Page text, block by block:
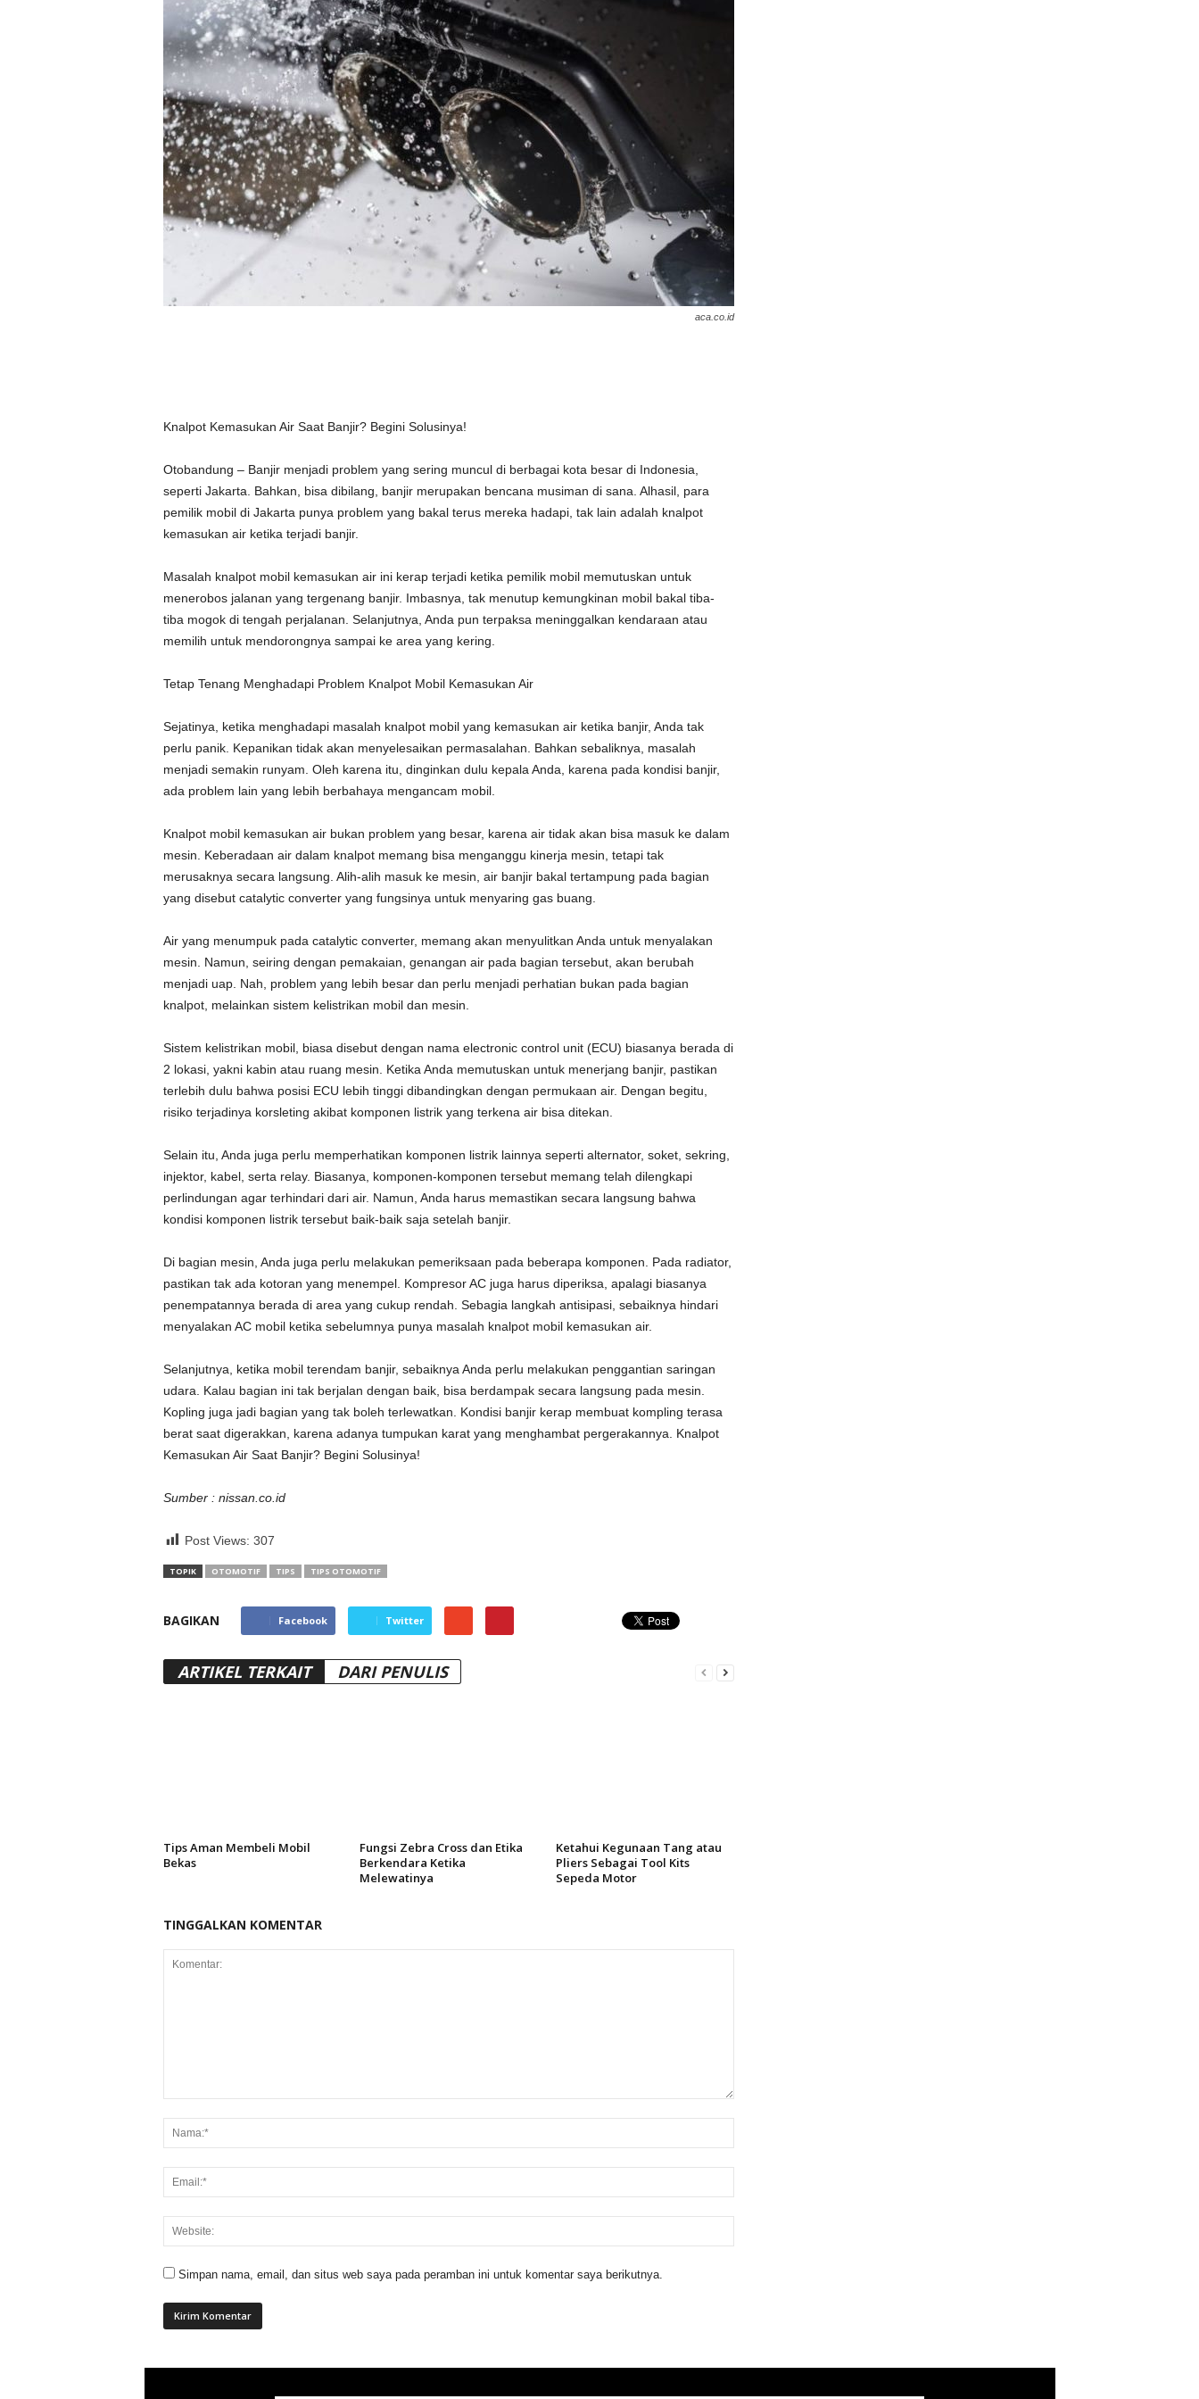
aca.co.id
Knalpot Kemasukan Air Saat Banjir? Begini Solusinya!
Otobandung – Banjir menjadi problem yang sering muncul di berbagai kota besar di Indonesia,
seperti Jakarta. Bahkan, bisa dibilang, banjir merupakan bencana musiman di sana. Alhasil, para
pemilik mobil di Jakarta punya problem yang bakal terus mereka hadapi, tak lain adalah knalpot
kemasukan air ketika terjadi banjir.
Masalah knalpot mobil kemasukan air ini kerap terjadi ketika pemilik mobil memutuskan untuk
menerobos jalanan yang tergenang banjir. Imbasnya, tak menutup kemungkinan mobil bakal tiba-
tiba mogok di tengah perjalanan. Selanjutnya, Anda pun terpaksa meninggalkan kendaraan atau
memilih untuk mendorongnya sampai ke area yang kering.
Tetap Tenang Menghadapi Problem Knalpot Mobil Kemasukan Air
Sejatinya, ketika menghadapi masalah knalpot mobil yang kemasukan air ketika banjir, Anda tak
perlu panik. Kepanikan tidak akan menyelesaikan permasalahan. Bahkan sebaliknya, masalah
menjadi semakin runyam. Oleh karena itu, dinginkan dulu kepala Anda, karena pada kondisi banjir,
ada problem lain yang lebih berbahaya mengancam mobil.
Knalpot mobil kemasukan air bukan problem yang besar, karena air tidak akan bisa masuk ke dalam
mesin. Keberadaan air dalam knalpot memang bisa menganggu kinerja mesin, tetapi tak
merusaknya secara langsung. Alih-alih masuk ke mesin, air banjir bakal tertampung pada bagian
yang disebut catalytic converter yang fungsinya untuk menyaring gas buang.
Air yang menumpuk pada catalytic converter, memang akan menyulitkan Anda untuk menyalakan
mesin. Namun, seiring dengan pemakaian, genangan air pada bagian tersebut, akan berubah
menjadi uap. Nah, problem yang lebih besar dan perlu menjadi perhatian bukan pada bagian
knalpot, melainkan sistem kelistrikan mobil dan mesin.
Sistem kelistrikan mobil, biasa disebut dengan nama electronic control unit (ECU) biasanya berada di
2 lokasi, yakni kabin atau ruang mesin. Ketika Anda memutuskan untuk menerjang banjir, pastikan
terlebih dulu bahwa posisi ECU lebih tinggi dibandingkan dengan permukaan air. Dengan begitu,
risiko terjadinya korsleting akibat komponen listrik yang terkena air bisa ditekan.
Selain itu, Anda juga perlu memperhatikan komponen listrik lainnya seperti alternator, soket, sekring,
injektor, kabel, serta relay. Biasanya, komponen-komponen tersebut memang telah dilengkapi
perlindungan agar terhindari dari air. Namun, Anda harus memastikan secara langsung bahwa
kondisi komponen listrik tersebut baik-baik saja setelah banjir.
Di bagian mesin, Anda juga perlu melakukan pemeriksaan pada beberapa komponen. Pada radiator,
pastikan tak ada kotoran yang menempel. Kompresor AC juga harus diperiksa, apalagi biasanya
penempatannya berada di area yang cukup rendah. Sebagia langkah antisipasi, sebaiknya hindari
menyalakan AC mobil ketika sebelumnya punya masalah knalpot mobil kemasukan air.
Selanjutnya, ketika mobil terendam banjir, sebaiknya Anda perlu melakukan penggantian saringan
udara. Kalau bagian ini tak berjalan dengan baik, bisa berdampak secara langsung pada mesin.
Kopling juga jadi bagian yang tak boleh terlewatkan. Kondisi banjir kerap membuat kompling terasa
berat saat digerakkan, karena adanya tumpukan karat yang menghambat pergerakannya. Knalpot
Kemasukan Air Saat Banjir? Begini Solusinya!
Sumber : nissan.co.id
Post Views: 307
TOPIK OTOMOTIF TIPS TIPS OTOMOTIF
BAGIKAN Facebook Twitter
ARTIKEL TERKAIT DARI PENULIS
Tips Aman Membeli Mobil
Bekas
Fungsi Zebra Cross dan Etika
Berkendara Ketika
Melewatinya
Ketahui Kegunaan Tang atau
Pliers Sebagai Tool Kits
Sepeda Motor
TINGGALKAN KOMENTAR
Simpan nama, email, dan situs web saya pada peramban ini untuk komentar saya berikutnya.